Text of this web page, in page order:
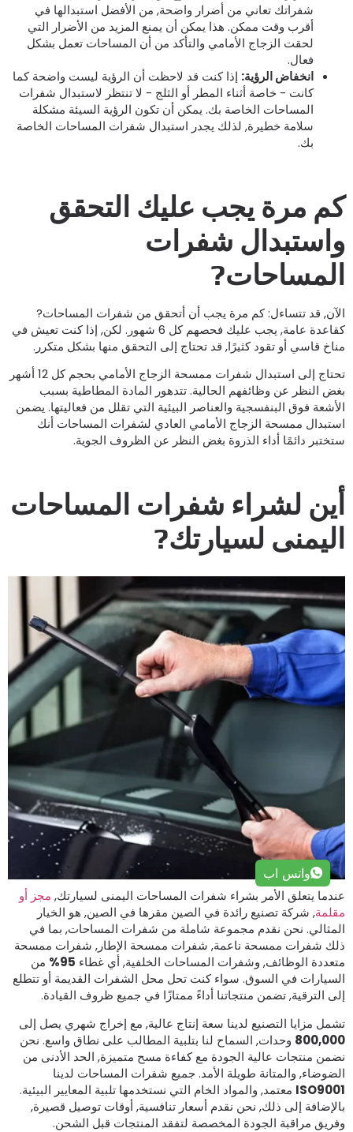
شفراتك تعاني من أضرار واضحة, من الأفضل استبدالها في
أقرب وقت ممكن. هذا يمكن أن يمنع المزيد من الأضرار التي
لحقت الزجاج الأمامي والتأكد من أن المساحات تعمل بشكل
فعال.
انخفاض الرؤية:إذا كنت قد لاحظت أن الرؤية ليست واضحة كما
كانت - خاصة أثناء المطر أو الثلج - لا تنتظر لاستبدال شفرات
المساحات الخاصة بك. يمكن أن تكون الرؤية السيئة مشكلة
سلامة خطيرة, لذلك يجدر استبدال شفرات المساحات الخاصة
بك.
مرة يجب عليك التحقق
شفرات
قد تتساءل: كم مرة يجب أن أتحقق من شفرات المساحات?
كقاعدة عامة, يجب عليك فحصهم كل 6 شهور. لكن, إذا كنت تعيش في
قاسي أو تقود كثيرًا, قد تحتاج إلى التحقق منها بشكل متكرر.
تحتاج إلى استبدال شفرات ممسحة الزجاج الأمامي بحجم كل 12 أشهر
النظر عن وظائفهم الحالية. تتدهور المادة المطاطية بسبب
فوق البنفسجية والعناصر البيئية التي تقلل من فعاليتها. يضمن
ممسحة الزجاج الأمامي العادي لشفرات المساحات أنك
دائمًا أداء الذروة بغض النظر عن الظروف الجوية.
لشراء شفرات المساحات
لسيارتك?
يتعلق الأمر بشراء شفرات المساحات اليمنى لسيارتك,مجز أو
, شركة تصنيع رائدة في الصين مقرها في الصين, هو الخيار
نحن نقدم مجموعة شاملة من شفرات المساحات, بما في
شفرات ممسحة ناعمة, شفرات ممسحة الإطار, شفرات ممسحة
الوظائف, وشفرات المساحات الخلفية, أي غطاء95%
من
في السوق. سواء كنت تحل محل الشفرات القديمة أو تتطلع
الترقية, تضمن منتجاتنا أداءً ممتازًا في جميع ظروف القيادة.
مزايا التصنيع لدينا سعة إنتاج عالية, مع إخراج شهري يصل إلى
وحدات, السماح لنا بتلبية المطالب على نطاق واسع. نحن
منتجات عالية الجودة مع كفاءة مسح متميزة, الحد الأدنى من
والمتانة طويلة الأمد. جميع شفرات المساحات لدينا
معتمد, والمواد الخام التي نستخدمها تلبية المعايير البيئية.
إلى ذلك, نحن نقدم أسعار تنافسية, أوقات توصيل قصيرة,
مراقبة الجودة المخصصة لتفقد المنتجات قبل الشحن.
واتس اب